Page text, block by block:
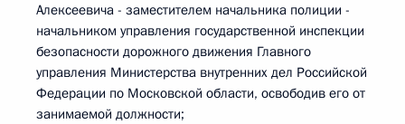
Алексеевича - заместителем начальника полиции -
начальником управления государственной инспекции
безопасности дорожного движения Главного
управления Министерства внутренних дел Российской
Федерации по Московской области, освободив его от
занимаемой должности;